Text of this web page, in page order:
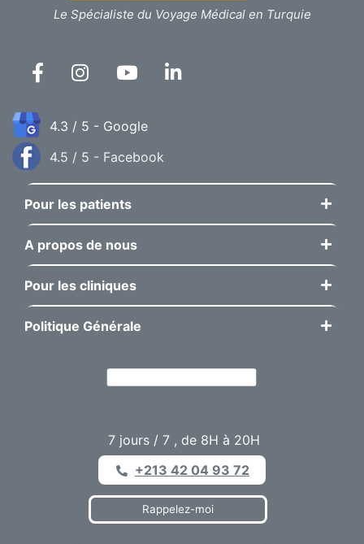
Le Spécialiste du Voyage Médical en Turquie
4.3 / 5 - Google
4.5 / 5 - Facebook
Pour les patients
A propos de nous
Pour les cliniques
Politique Générale
7 jours / 7 , de 8H à 20H
+213 42 04 93 72
Rappelez-moi